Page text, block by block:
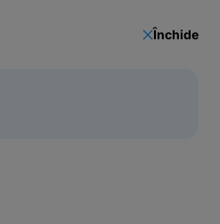
Închide